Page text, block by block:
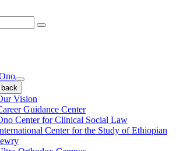
back
Vision
Guidance Center
Center for Clinical Social Law
Center for the Study of Ethiopian